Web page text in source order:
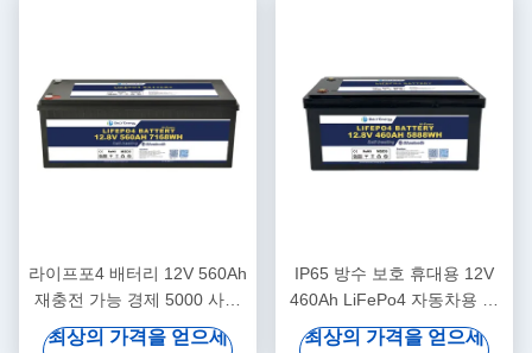
라이프포4 배터리 12V 560Ah
재충전 가능 경제 5000 사이
클 12v 라이프포4 배터리 팩
최상의 가격을 얻으세
IP65 방수 보호 휴대용 12V
460Ah LiFePo4 자동차용 장
수 배터리
최상의 가격을 얻으세